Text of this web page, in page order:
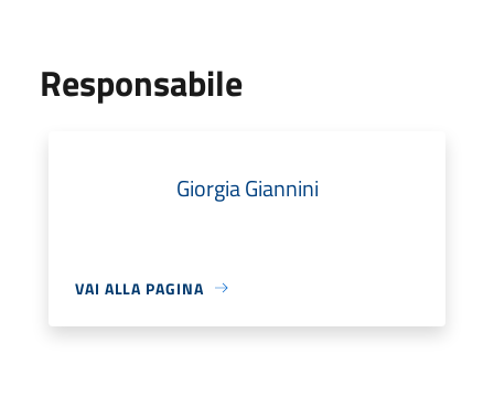
Responsabile
Giorgia Giannini
VAI ALLA PAGINA